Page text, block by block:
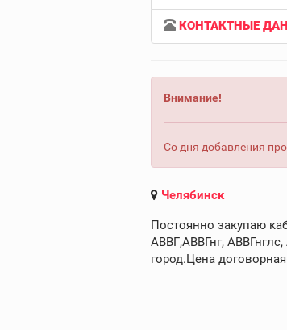
КОНТАКТНЫЕ
Внимание!
Со дня добавления
Челябинск
Постоянно закупаю
АВВГ,АВВГнг,
город.Цена